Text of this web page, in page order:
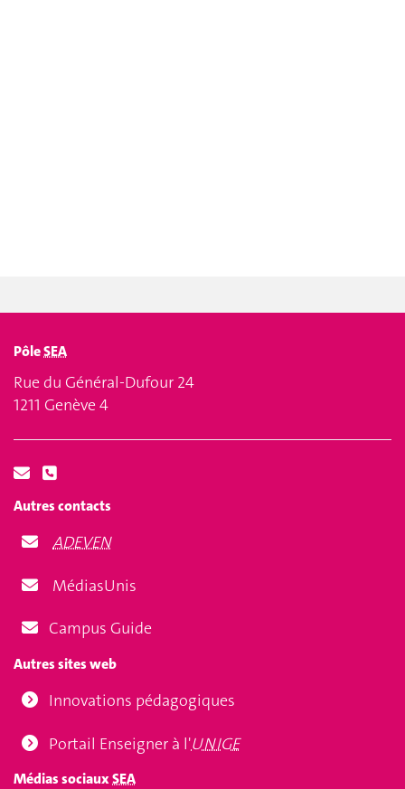
PôleSEA
Rue du Général-Dufour 24
1211 Genève 4
Autres contacts
ADEVEN
MédiasUnis
Campus Guide
Autres sites web
Innovations pédagogiques
Portail Enseigner à l'UNIGE
Médias sociauxSEA